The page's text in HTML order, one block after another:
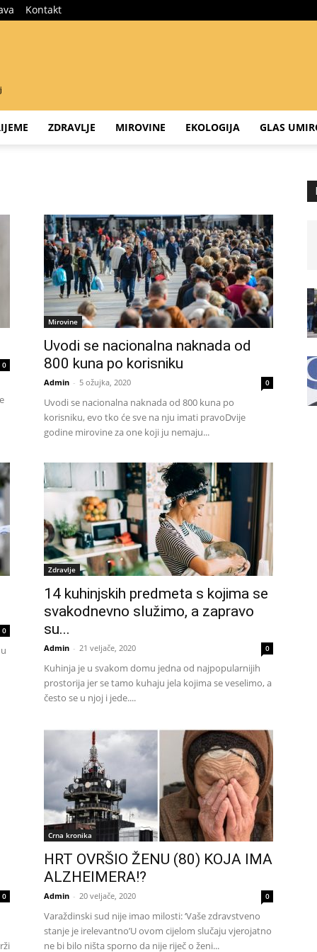
Kontakt
ZDRAVLJE MIROVINE EKOLOGIJA GLAS
0
Mirovine
Uvodi se nacionalna naknada od
800 kuna po korisniku
Admin - 5 ožujka, 2020 0
Uvodi se nacionalna naknada od 800 kuna po
korisniku, evo tko će sve na nju imati pravoDvije
godine mirovine za one koji ju nemaju...
0
Zdravlje
14 kuhinjskih predmeta s kojima se
svakodnevno služimo, a zapravo
su...
Admin - 21 veljače, 2020 0
Kuhinja je u svakom domu jedna od najpopularnijih
prostorija jer se tamo kuhaju jela kojima se veselimo, a
često se u njoj i jede....
0
Crna kronika
HRT OVRŠIO ŽENU (80) KOJA IMA
ALZHEIMERA!?
Admin - 20 veljače, 2020 0
Varaždinski sud nije imao milosti: ‘Vaše zdravstveno
stanje je irelevantno’U ovom cijelom slučaju vjerojatno
ne bi bilo ništa sporno da nije riječ o ženi...